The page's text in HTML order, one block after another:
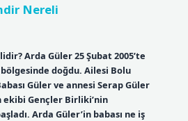
Nereli
Arda Güler 25 Şubat 2005’te
doğdu. Ailesi Bolu
Güler ve annesi Serap Güler
ekibi Gençler Birliki’nin
Arda Güler’in babası ne iş